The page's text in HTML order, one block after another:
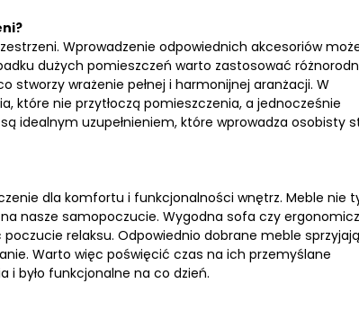
Wprowadzenie odpowiednich akcesoriów
dużych pomieszczeń warto zastosować
stworzy wrażenie pełnej i harmonijnej aranżacji. W
które nie przytłoczą pomieszczenia, a jednocześnie
idealnym uzupełnieniem, które wprowadza osobisty
dla komfortu i funkcjonalności wnętrz. Meble nie
nasze samopoczucie. Wygodna sofa czy
relaksu. Odpowiednio dobrane meble sprzyjają
Warto więc poświęcić czas na ich przemyślane
i było funkcjonalne na co dzień.